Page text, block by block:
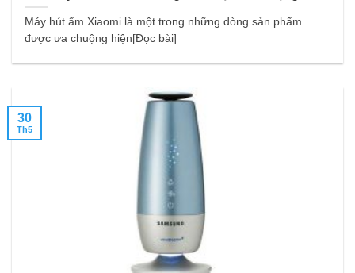
Máy hút ẩm Xiaomi là một trong những dòng sản phẩm
được ưa chuộng hiện[Đọc bài]
30
Th5